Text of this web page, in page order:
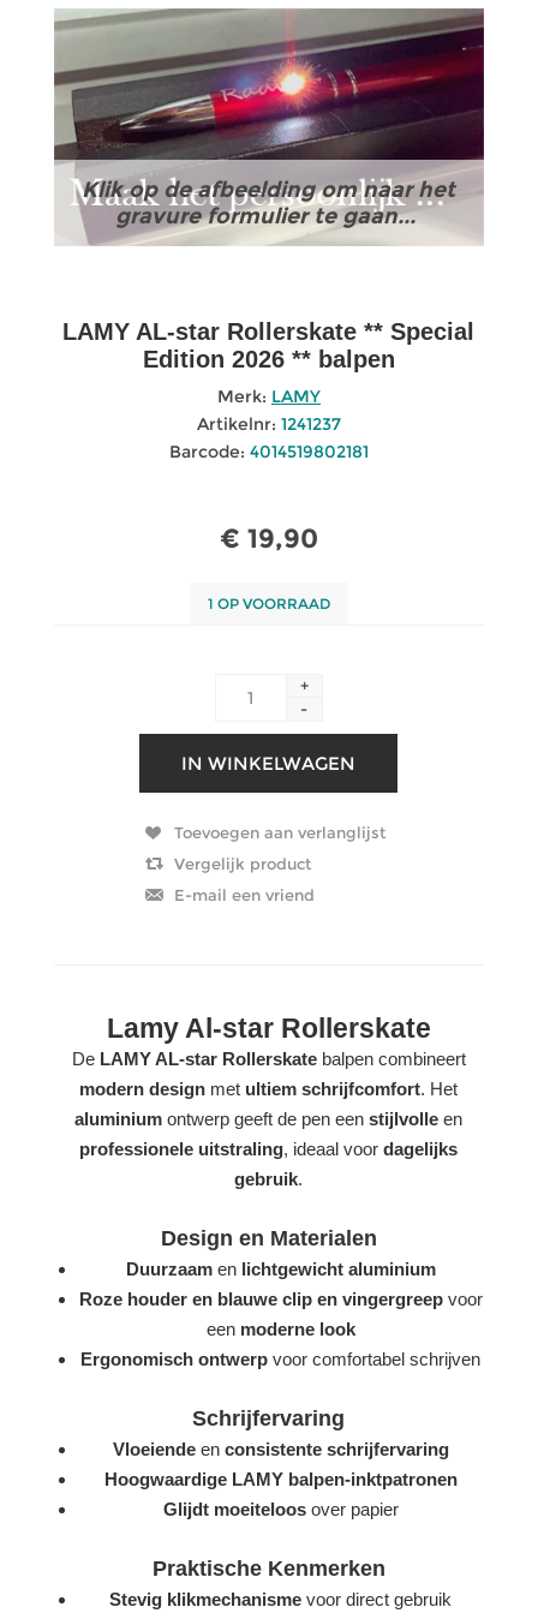
Klik op de afbeelding om naar het
gravure formulier te gaan...
LAMY AL-star Rollerskate ** Special
Edition 2026 ** balpen
Merk: LAMY
Artikelnr: 1241237
Barcode: 4014519802181
€ 19,90
1 OP VOORRAAD
+
-
Lamy Al-star Rollerskate
De LAMY AL-star Rollerskatebalpen combineert
modern design met ultiem schrijfcomfort. Het
aluminium ontwerp geeft de pen eenstijlvolle en
professionele uitstraling, ideaal voordagelijks
gebruik.
Design en Materialen
Duurzaamen lichtgewicht aluminium
Roze houder en blauwe clip en vingergreepvoor
een moderne look
Ergonomisch ontwerp voor comfortabel schrijven
Schrijfervaring
Vloeiendeen consistente schrijfervaring
Hoogwaardige LAMY balpen-inktpatronen
Glijdt moeiteloosover papier
Praktische Kenmerken
Stevig klikmechanisme voor direct gebruik